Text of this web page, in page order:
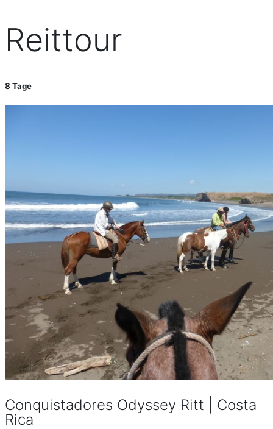
Reittour
8 Tage
Conquistadores Odyssey Ritt | Costa
Rica